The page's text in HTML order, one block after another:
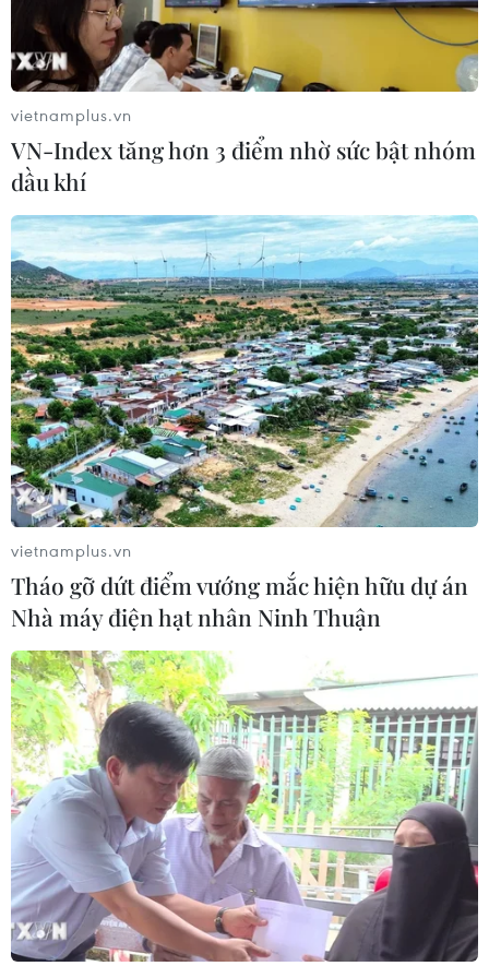
#Cục Thuế tỉnh Bình Dương #doanh nghiệp
#nộp thuế
#thu ngân sách
#Bình Dương
Bình Dương
Tp. Hồ Chí Minh
Theo dõi VietnamPlus
TIN LIÊN QUAN
Tìm 'điểm nghẽn' trong giải ngân vốn đầu
vietnamplus.vn
VN-Index tăng hơn 3 điểm nhờ sức bật nhóm
dầu khí
vietnamplus.vn
Tháo gỡ dứt điểm vướng mắc hiện hữu dự án
Nhà máy điện hạt nhân Ninh Thuận